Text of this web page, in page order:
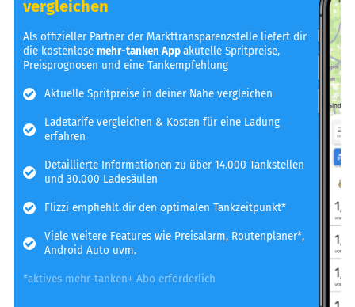
vergleichen
Als offizieller Partner der Markttransparenzstelle liefert dir
die kostenlosemehr-tanken Appakutelle Spritpreise,
Preisprognosen und eine Tankempfehlung
Aktuelle Spritpreise in deiner Nähe vergleichen
Ladetarife vergleichen & Kosten für eine Ladung
erfahren
Detaillierte Informationen zu über 14.000 Tankstellen
und 30.000 Ladesäulen
Flizzi empfiehlt dir den optimalen Tankzeitpunkt*
Viele weitere Features wie Preisalarm, Routenplaner*,
Android Auto uvm.
*aktives mehr-tanken+ Abo erforderlich